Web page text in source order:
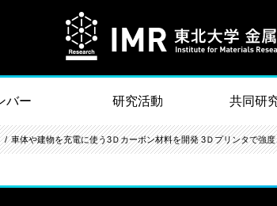
バー 研究活動 共同研
車体や建物を充電に使う3Ｄカーボン材料を開発 3Ｄプリンタで強